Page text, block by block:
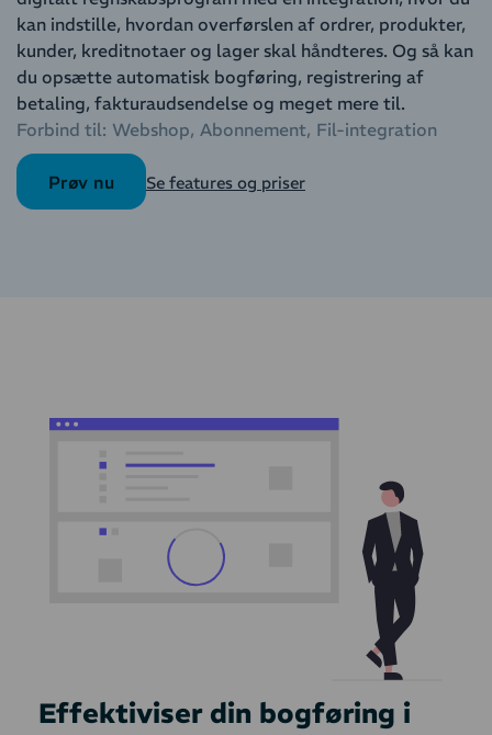
kan indstille, hvordan overførslen af ordrer, produkter,
kunder, kreditnotaer og lager skal håndteres. Og så kan
du opsætte automatisk bogføring, registrering af
betaling, fakturaudsendelse og meget mere til.
Forbind til: Webshop Abonnement Fil-integration
Prøv nu Se features og priser
Effektiviser din bogføring i